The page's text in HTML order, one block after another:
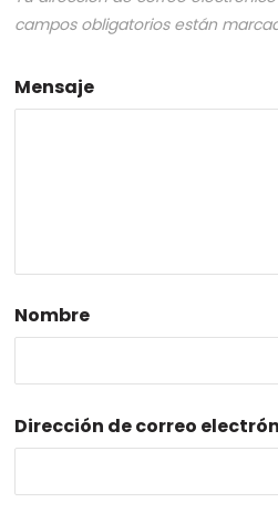
campos obligatorios están
Mensaje
Nombre
Dirección de correo